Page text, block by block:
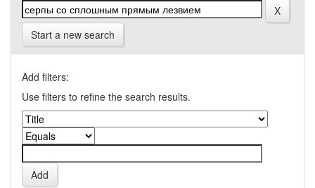
Start a new search
Add filters:
Use filters to refine the search results.